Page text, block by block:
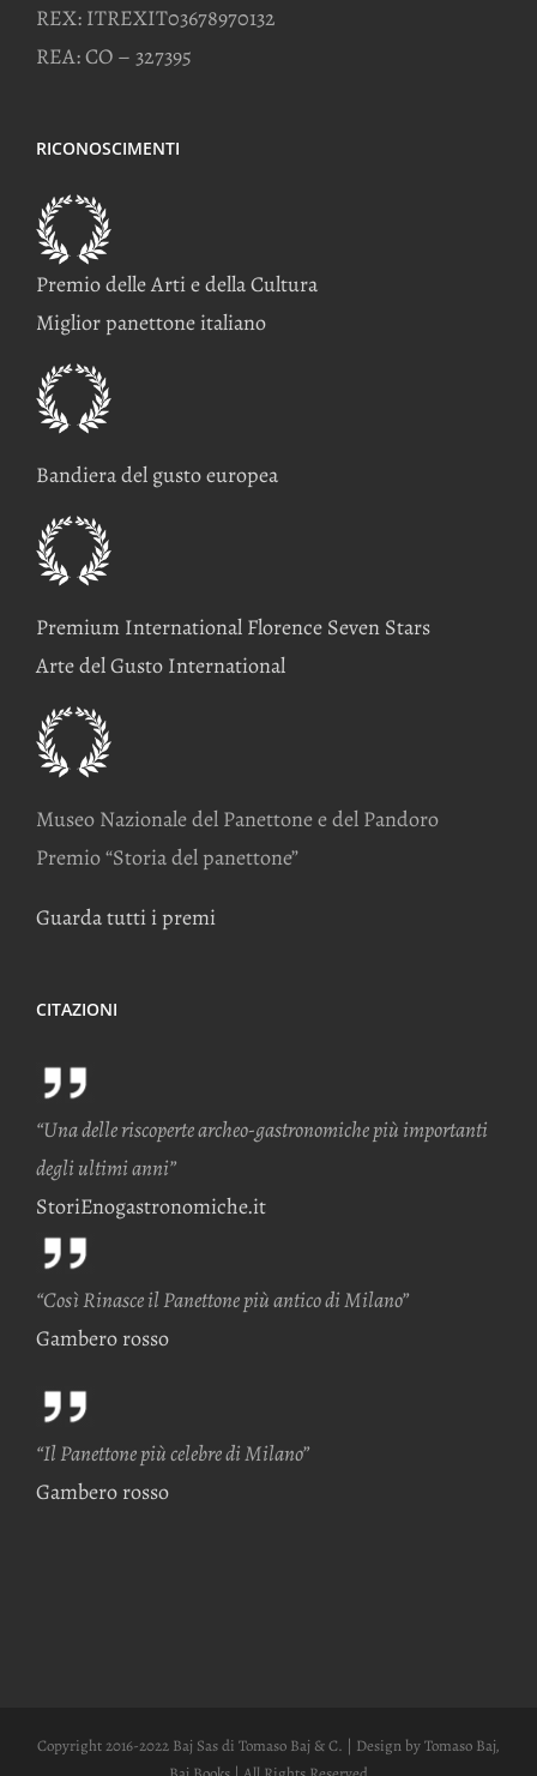
REX: ITREXIT03678970132
REA: CO – 327395
RICONOSCIMENTI
Premio delle Arti e della Cultura
Miglior panettone italiano
Bandiera del gusto europea
Premium International Florence Seven Stars
Arte del Gusto International
Museo Nazionale del Panettone e del Pandoro
Premio “Storia del panettone”
Guarda tutti i premi
CITAZIONI
“Una delle riscoperte archeo-gastronomiche più importanti
degli ultimi anni”
StoriEnogastronomiche.it
“Così Rinasce il Panettone più antico di Milano”
Gambero rosso
“Il Panettone più celebre di Milano”
Gambero rosso
Copyright 2016-2022 Baj Sas di Tomaso Baj & C. | Design by Tomaso Baj,